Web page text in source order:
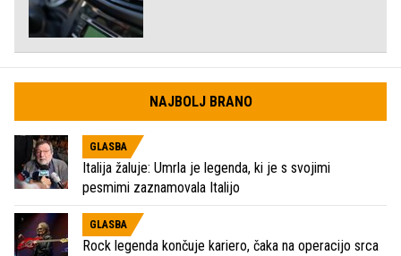
NAJBOLJ BRANO
GLASBA
Italija žaluje: Umrla je legenda, ki je s svojimi
pesmimi zaznamovala Italijo
GLASBA
Rock legenda končuje kariero, čaka na operacijo srca